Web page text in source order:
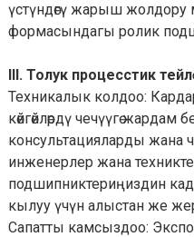
үстүндөгү жарыш
формасындагы ролик
III. Толук процесстик
Техникалык колдоо:
көйгөйлөрдү чечүүгө
консультацияларды жана
инженерлер жана
подшипниктериңиздин
кылуу үчүн алыстан же
Сапатты камсыздоо: